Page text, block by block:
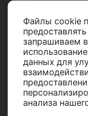
Файлы cookie
запрашиваем
данных для
анализа
Пресс-центр
Наши авторы
Партнерство